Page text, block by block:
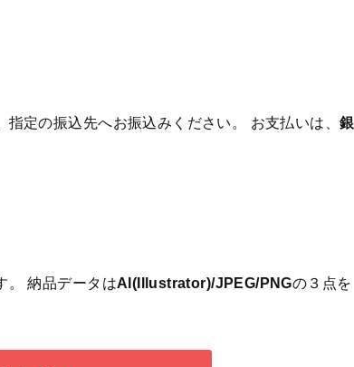
定の振込先へお振込みください。 お支払いは、銀
。 納品データはAI(Illustrator)/JPEG/PNGの３点を